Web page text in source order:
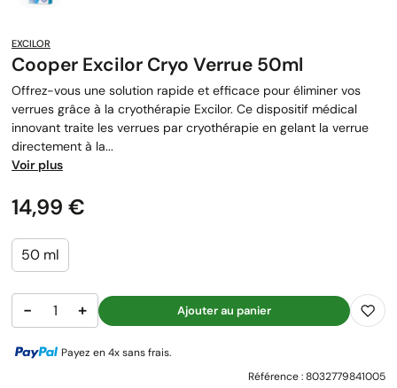
EXCILOR
Cooper Excilor Cryo Verrue 50ml
Offrez-vous une solution rapide et efficace pour éliminer vos
verrues grâce à la cryothérapie Excilor. Ce dispositif médical
innovant traite les verrues par cryothérapie en gelant la verrue
directement à la...
Voir plus
Prix
14,99 €
50 ml
− + Ajouter au panier
Payez en 4x sans frais.
Référence :8032779841005